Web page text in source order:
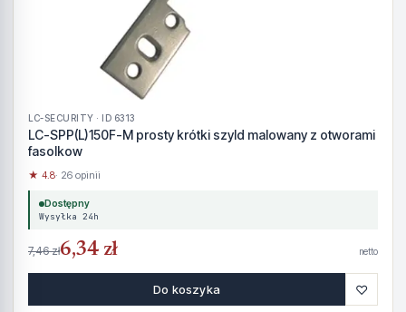
LC-SECURITY · ID 6313
LC-SPP(L)150F-M prosty krótki szyld malowany z otworami
fasolkow
★ 4.8· 26 opinii
Dostępny
Wysyłka 24h
7,46 zł6,34 zł netto
Do koszyka ♡